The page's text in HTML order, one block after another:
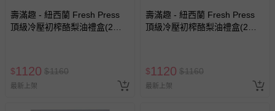
壽滿趣 - 紐西蘭 Fresh Press
頂級冷壓初榨酪梨油禮盒(2入
$1120 $1160
最新上架
壽滿趣 - 紐西蘭 Fresh Press
頂級冷壓初榨酪梨油禮盒(2入
$1120 $1160
最新上架